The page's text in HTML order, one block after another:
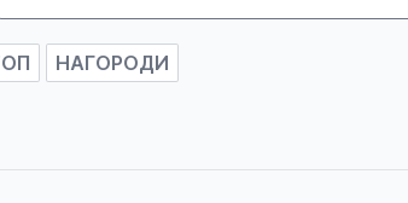
НАГОРОДИ